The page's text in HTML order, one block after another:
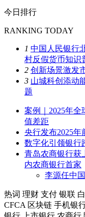
今日排行
RANKING TODAY
1 中国人民银行
村反假货币知识
2 创新场景激发
3 山城科创添动
题
案例｜2025年
值差距
央行发布2025
数字化引领银行
青岛农商银行获
内农商银行首家
李源任中
热词 理财 支付 银联
CFCA 区块链 手机银